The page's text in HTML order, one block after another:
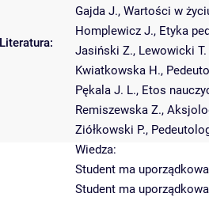
Literatura:
Gajda J., Wartości w
Homplewicz J., Etyka
Jasiński Z., Lewowicki
Kwiatkowska H.,
Pękala J. L., Etos
Remiszewska Z.,
Ziółkowski P.,
Wiedza:
Student ma
Student ma